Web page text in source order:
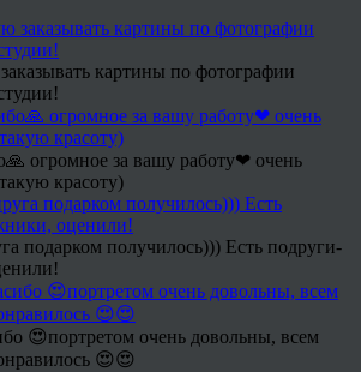
картины по фотографии
огромное за вашу работу❤ очень
красоту)
подарком получилось))) Есть подруги-
😍портретом очень довольны, всем
😍😍